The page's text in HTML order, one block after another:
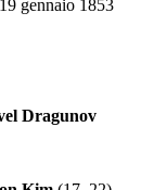
gennaio 1853
Dragunov